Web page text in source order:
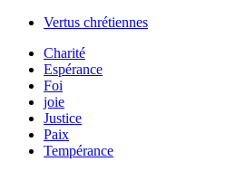
Vertus chrétiennes
Charité
Espérance
Foi
joie
Justice
Paix
Tempérance